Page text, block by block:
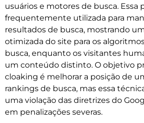
usuários e motores de busca. Essa
frequentemente utilizada para
resultados de busca, mostrando
otimizada do site para os
busca, enquanto os visitantes
um conteúdo distinto. O objetivo
cloaking é melhorar a posição de
rankings de busca, mas essa
uma violação das diretrizes do
em penalizações severas.